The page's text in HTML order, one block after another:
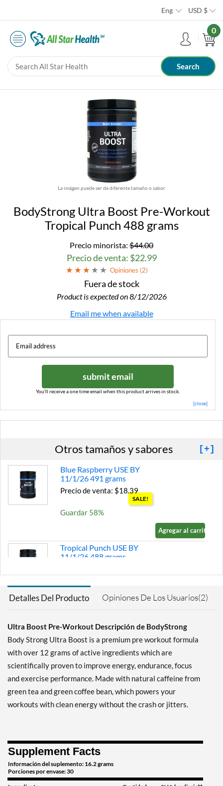
Eng USD $
0
La imágen puede ser de diferente tamaño o sabor
BodyStrong Ultra Boost Pre-Workout
Tropical Punch 488 grams
Precio minorista: $44.00
Precio de venta: $22.99
Opiniones (2)
Fuera de stock
Product is expected on 8/12/2026
Email me when available
submit email
You'll receive a one time email when this product arrives in stock.
[close]
Otros tamaños y sabores [+]
Blue Raspberry USE BY
11/1/26 491 grams
Precio de venta: $18.39
SALE!
Guardar 58%
Agregar al carrito »
Tropical Punch USE BY
11/1/26 488 grams
SALE!
Blue Raspberry 491 grams
Precio de venta: $22.99
Guardar 48%
Out of stock
Expected 8/13/2026
Email me when available
Detalles Del Producto Opiniones De Los Usuarios(2)
Ultra Boost Pre-Workout Descripción de BodyStrong
Body Strong Ultra Boost is a premium pre workout formula
with over 12 grams of active ingredients which are
scientifically proven to improve energy, endurance, focus
and exercise performance. Made with natural caffeine from
green tea and green coffee bean, which powers your
workouts with clean energy without the crash or jitters.
Supplement Facts
Información del suplemento: 16.2 grams
Porciones por envase: 30